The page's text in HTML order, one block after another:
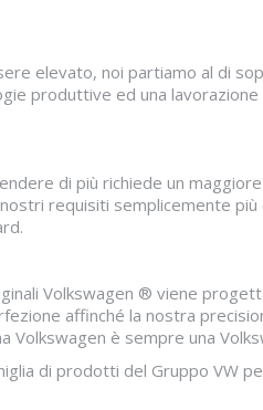
elevato, noi partiamo al di
produttive ed una
di più richiede un
requisiti semplicemente
Volkswagen ® viene
affinché la nostra
Volkswagen è sempre una
di prodotti del Gruppo VW